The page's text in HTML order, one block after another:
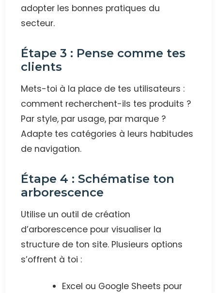
adopter les bonnes pratiques du
secteur.
Étape 3 : Pense comme tes
clients
Mets-toi à la place de tes utilisateurs :
comment recherchent-ils tes produits ?
Par style, par usage, par marque ?
Adapte tes catégories à leurs habitudes
de navigation.
Étape 4 : Schématise ton
arborescence
Utilise un outil de création
d’arborescence pour visualiser la
structure de ton site. Plusieurs options
s’offrent à toi :
Excel ou Google Sheets pour